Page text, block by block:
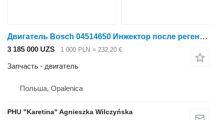
Двигатель Bosch 04514650 Инжектор после регенерации
3 185 000 UZS 1 000 PLN ≈ 232,20 €
Запчасть - двигатель
Польша, Opalenica
PHU "Karetina" Agnieszka Wilczyńska